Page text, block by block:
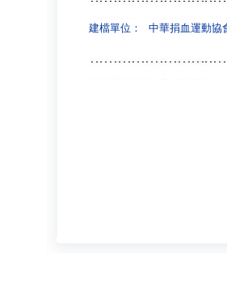
建檔單位： 中華捐血運動協